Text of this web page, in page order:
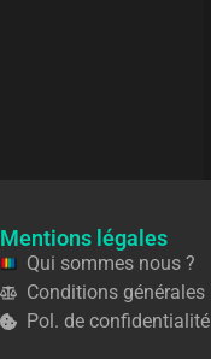
Mentions légales
Qui sommes nous ?
Conditions générales
Pol. de confidentialité